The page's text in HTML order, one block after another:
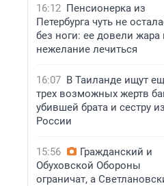
16:12 Пенсионерка из
Петербурга чуть не
без ноги: ее довели жара
нежелание лечиться
16:07 В Таиланде ищут
трех возможных жертв
убившей брата и сестру из
России
15:56
Гражданский и
Обуховской Обороны
ограничат, а